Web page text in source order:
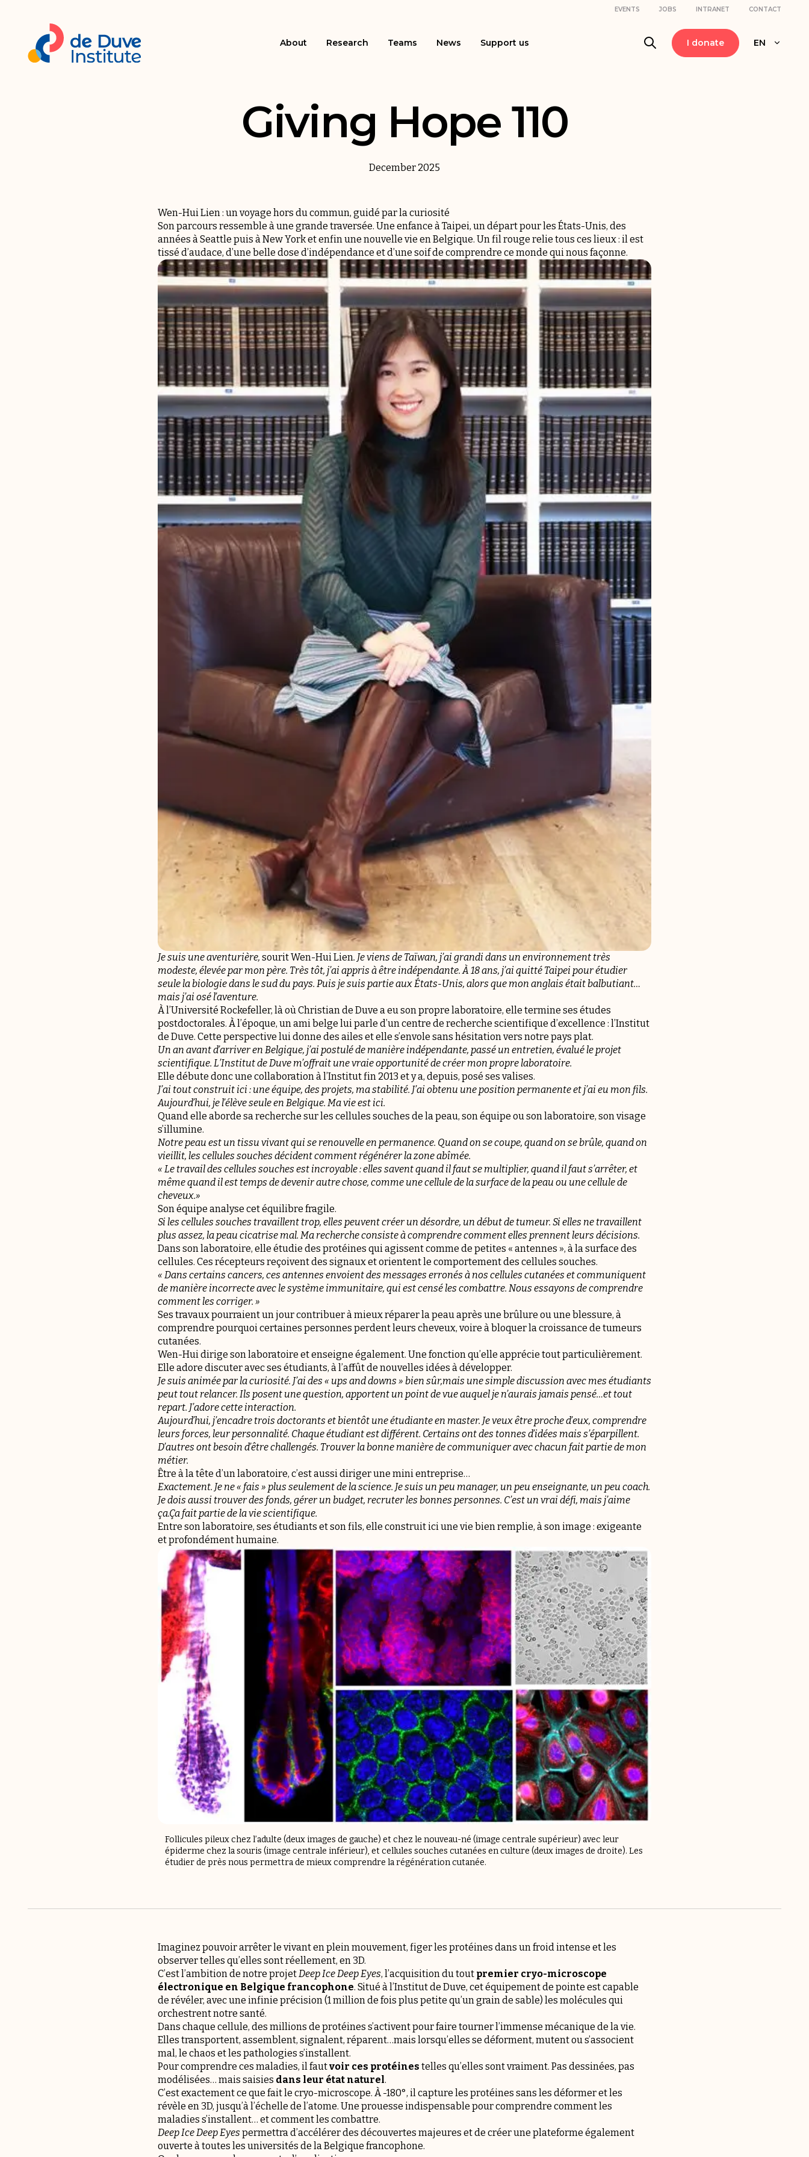
EVENTS JOBS INTRANET CONTACT
About Research Teams News Support us I donate EN
Giving Hope 110
December 2025
Wen-Hui Lien : un voyage hors du commun, guidé par la curiosité
Son parcours ressemble à une grande traversée. Une enfance à Taipei, un départ pour les États-Unis, des
années à Seattle puis à New York et enfin une nouvelle vie en Belgique. Un fil rouge relie tous ces lieux : il est
tissé d’audace, d’une belle dose d’indépendance et d’une soif de comprendre ce monde qui nous façonne.
Je suis une aventurière, sourit Wen-Hui Lien. Je viens de Taïwan, j’ai grandi dans un environnement très
modeste, élevée par mon père. Très tôt, j’ai appris à être indépendante. À 18 ans, j’ai quitté Taipei pour étudier
seule la biologie dans le sud du pays. Puis je suis partie aux États-Unis, alors que mon anglais était balbutiant…
mais j’ai osé l’aventure.
À l’Université Rockefeller, là où Christian de Duve a eu son propre laboratoire, elle termine ses études
postdoctorales. À l’époque, un ami belge lui parle d’un centre de recherche scientifique d’excellence : l’Institut
de Duve. Cette perspective lui donne des ailes et elle s’envole sans hésitation vers notre pays plat.
Un an avant d’arriver en Belgique, j’ai postulé de manière indépendante, passé un entretien, évalué le projet
scientifique. L’Institut de Duve m’offrait une vraie opportunité de créer mon propre laboratoire.
Elle débute donc une collaboration à l’Institut fin 2013 et y a, depuis, posé ses valises.
J’ai tout construit ici : une équipe, des projets, ma stabilité. J’ai obtenu une position permanente et j’ai eu mon fils.
Aujourd’hui, je l’élève seule en Belgique. Ma vie est ici.
Quand elle aborde sa recherche sur les cellules souches de la peau, son équipe ou son laboratoire, son visage
s’illumine.
Notre peau est un tissu vivant qui se renouvelle en permanence. Quand on se coupe, quand on se brûle, quand on
vieillit, les cellules souches décident comment régénérer la zone abîmée.
« Le travail des cellules souches est incroyable : elles savent quand il faut se multiplier, quand il faut s’arrêter, et
même quand il est temps de devenir autre chose, comme une cellule de la surface de la peau ou une cellule de
cheveux.»
Son équipe analyse cet équilibre fragile.
Si les cellules souches travaillent trop, elles peuvent créer un désordre, un début de tumeur. Si elles ne travaillent
plus assez, la peau cicatrise mal. Ma recherche consiste à comprendre comment elles prennent leurs décisions.
Dans son laboratoire, elle étudie des protéines qui agissent comme de petites « antennes », à la surface des
cellules. Ces récepteurs reçoivent des signaux et orientent le comportement des cellules souches.
« Dans certains cancers, ces antennes envoient des messages erronés à nos cellules cutanées et communiquent
de manière incorrecte avec le système immunitaire, qui est censé les combattre. Nous essayons de comprendre
comment les corriger. »
Ses travaux pourraient un jour contribuer à mieux réparer la peau après une brûlure ou une blessure, à
comprendre pourquoi certaines personnes perdent leurs cheveux, voire à bloquer la croissance de tumeurs
cutanées.
Wen-Hui dirige son laboratoire et enseigne également. Une fonction qu’elle apprécie tout particulièrement.
Elle adore discuter avec ses étudiants, à l’affût de nouvelles idées à développer.
Je suis animée par la curiosité. J’ai des « ups and downs » bien sûr,mais une simple discussion avec mes étudiants
peut tout relancer. Ils posent une question, apportent un point de vue auquel je n’aurais jamais pensé…et tout
repart. J’adore cette interaction.
Aujourd’hui, j’encadre trois doctorants et bientôt une étudiante en master. Je veux être proche d’eux, comprendre
leurs forces, leur personnalité. Chaque étudiant est différent. Certains ont des tonnes d’idées mais s’éparpillent.
D’autres ont besoin d’être challengés. Trouver la bonne manière de communiquer avec chacun fait partie de mon
métier.
Être à la tête d’un laboratoire, c’est aussi diriger une mini entreprise…
Exactement. Je ne « fais » plus seulement de la science. Je suis un peu manager, un peu enseignante, un peu coach.
Je dois aussi trouver des fonds, gérer un budget, recruter les bonnes personnes. C’est un vrai défi, mais j’aime
ça.Ça fait partie de la vie scientifique.
Entre son laboratoire, ses étudiants et son fils, elle construit ici une vie bien remplie, à son image : exigeante
et profondément humaine.
Follicules pileux chez l’adulte (deux images de gauche) et chez le nouveau-né (image centrale supérieur) avec leur
épiderme chez la souris (image centrale inférieur), et cellules souches cutanées en culture (deux images de droite). Les
étudier de près nous permettra de mieux comprendre la régénération cutanée.
Imaginez pouvoir arrêter le vivant en plein mouvement, figer les protéines dans un froid intense et les
observer telles qu’elles sont réellement, en 3D.
C’est l’ambition de notre projetDeep Ice Deep Eyes, l’acquisition du tout premier cryo-microscope
électronique en Belgique francophone. Situé à l’Institut de Duve, cet équipement de pointe est capable
de révéler, avec une infinie précision (1 million de fois plus petite qu’un grain de sable) les molécules qui
orchestrent notre santé.
Dans chaque cellule, des millions de protéines s’activent pour faire tourner l’immense mécanique de la vie.
Elles transportent, assemblent, signalent, réparent…mais lorsqu’elles se déforment, mutent ou s’associent
mal, le chaos et les pathologies s’installent.
Pour comprendre ces maladies, il fautvoir ces protéines telles qu’elles sont vraiment. Pas dessinées, pas
modélisées… mais saisies dans leur état naturel.
C’est exactement ce que fait le cryo-microscope. À -180°, il capture les protéines sans les déformer et les
révèle en 3D, jusqu’à l’échelle de l’atome. Une prouesse indispensable pour comprendre comment les
maladies s’installent… et comment les combattre.
Deep Ice Deep Eyes permettra d’accélérer des découvertes majeures et de créer une plateforme également
ouverte à toutes les universités de la Belgique francophone.